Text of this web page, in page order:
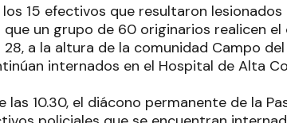
15 efectivos que resultaron
un grupo de 60 originarios realicen
a la altura de la comunidad Campo
internados en el Hospital de Alta
las 10.30, el diácono permanente de la